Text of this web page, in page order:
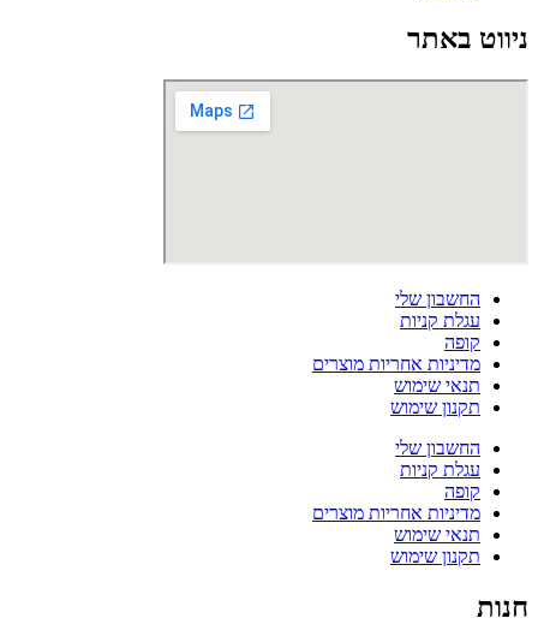
ניווט באתר
החשבון שלי
עגלת קניות
קופה
מדיניות אחריות מוצרים
תנאי שימוש
תקנון שימוש
החשבון שלי
עגלת קניות
קופה
מדיניות אחריות מוצרים
תנאי שימוש
תקנון שימוש
חנות